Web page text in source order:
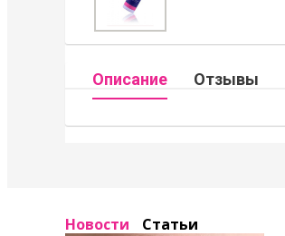
Описание Отзывы
Новости Статьи